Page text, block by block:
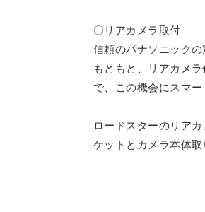
〇リアカメラ取付
信頼のパナソニックの
もともと、リアカメ
で、この機会にスマ
ロードスターのリア
ケットとカメラ本体